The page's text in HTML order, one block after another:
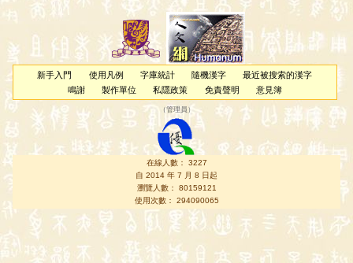
新手入門 使用凡例 字庫統計 隨機漢字
最近被搜索的漢字
鳴謝
製作單位 私隱政策 免責聲明 意見簿
（管理員 ）
在線人數： 3227
自 2014 年 7 月 8 日起
瀏覽人數： 80159121
使用次數： 294090065